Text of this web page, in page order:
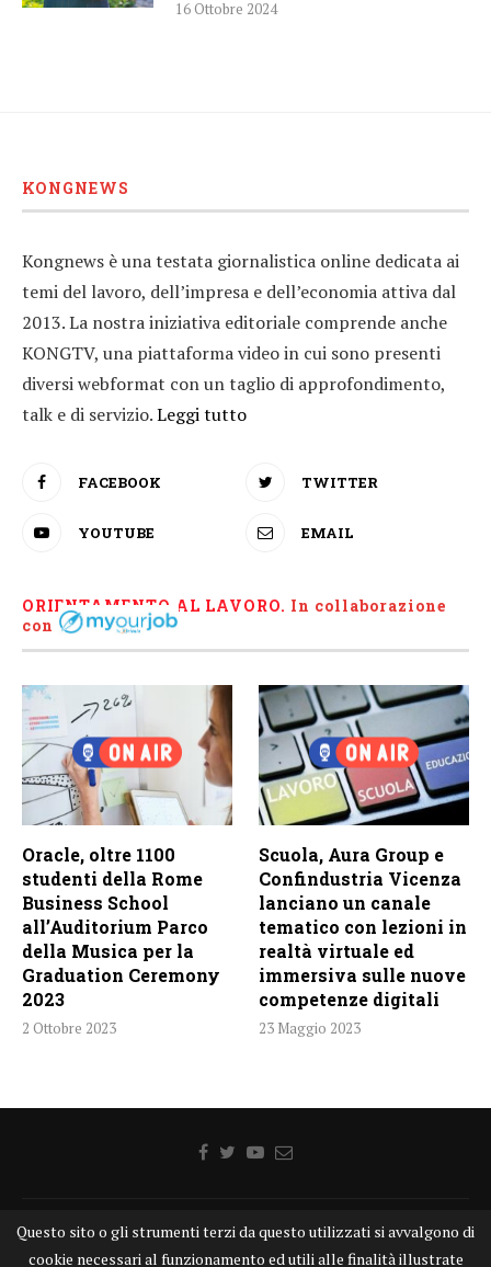
16 Ottobre 2024
KONGNEWS
Kongnews è una testata giornalistica online dedicata ai
temi del lavoro, dell’impresa e dell’economia attiva dal
2013. La nostra iniziativa editoriale comprende anche
KONGTV, una piattaforma video in cui sono presenti
diversi webformat con un taglio di approfondimento,
talk e di servizio.Leggi tutto
FACEBOOK TWITTER
YOUTUBE EMAIL
ORIENTAMENTO AL LAVORO. In collaborazione
con
Oracle, oltre 1100
studenti della Rome
Business School
all’Auditorium Parco
della Musica per la
Graduation Ceremony
2023
2 Ottobre 2023
Scuola, Aura Group e
Confindustria Vicenza
lanciano un canale
tematico con lezioni in
realtà virtuale ed
immersiva sulle nuove
competenze digitali
23 Maggio 2023
Home Chi siamo Disclaimer Cookie Contatti
Questo sito o gli strumenti terzi da questo utilizzati si avvalgono di
cookie necessari al funzionamento ed utili alle finalità illustrate